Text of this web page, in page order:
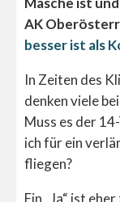
AK
besser ist als
In Zeiten des
denken viele
Muss es der
ich für ein
fliegen?
Ein „Ja“ ist